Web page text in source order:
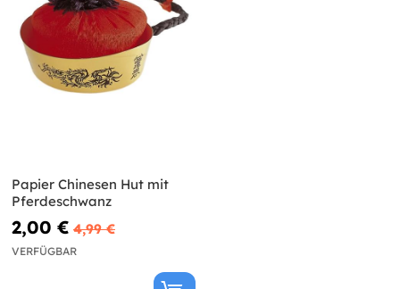
Papier Chinesen Hut mit
Pferdeschwanz
2,00 € 4,99 €
VERFÜGBAR